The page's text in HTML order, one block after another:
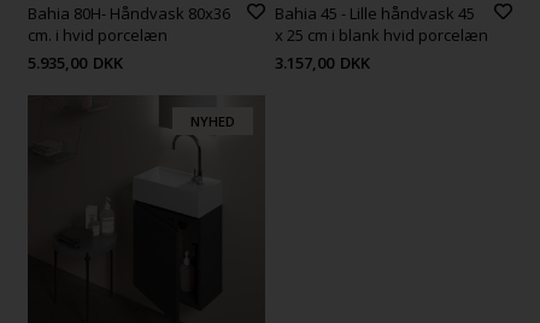
Bahia 80H- Håndvask 80x36
cm. i hvid porcelæn
5.935,00 DKK
Bahia 45 - Lille håndvask 45
x 25 cm i blank hvid porcelæn
3.157,00 DKK
NYHED